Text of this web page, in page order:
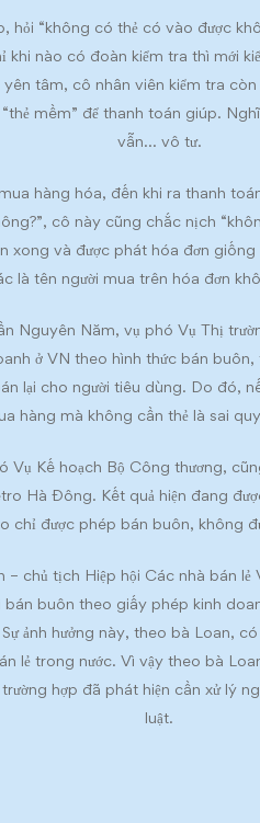
hỏi “không có thẻ có vào được
khi nào có đoàn kiểm tra thì mới
tâm, cô nhân viên kiểm tra
mềm” để thanh toán giúp.
vẫn… vô tư.
hàng hóa, đến khi ra thanh
cô này cũng chắc nịch
xong và được phát hóa đơn
là tên người mua trên hóa đơn
Nguyên Năm, vụ phó Vụ Thị
ở VN theo hình thức bán
lại cho người tiêu dùng. Do đó,
hàng mà không cần thẻ là sai
Vụ Kế hoạch Bộ Công thương,
Hà Đông. Kết quả hiện đang
chỉ được phép bán buôn, không
chủ tịch Hiệp hội Các nhà bán lẻ
buôn theo giấy phép kinh
ảnh hưởng này, theo bà Loan,
lẻ trong nước. Vì vậy theo bà
hợp đã phát hiện cần xử lý
luật.